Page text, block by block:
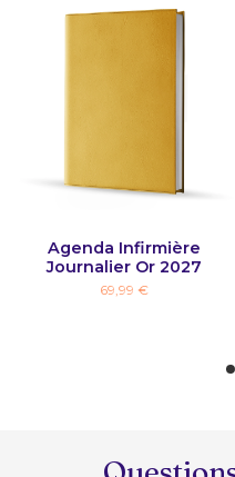
Agenda Infirmière
Journalier Or 2027
69,99 €